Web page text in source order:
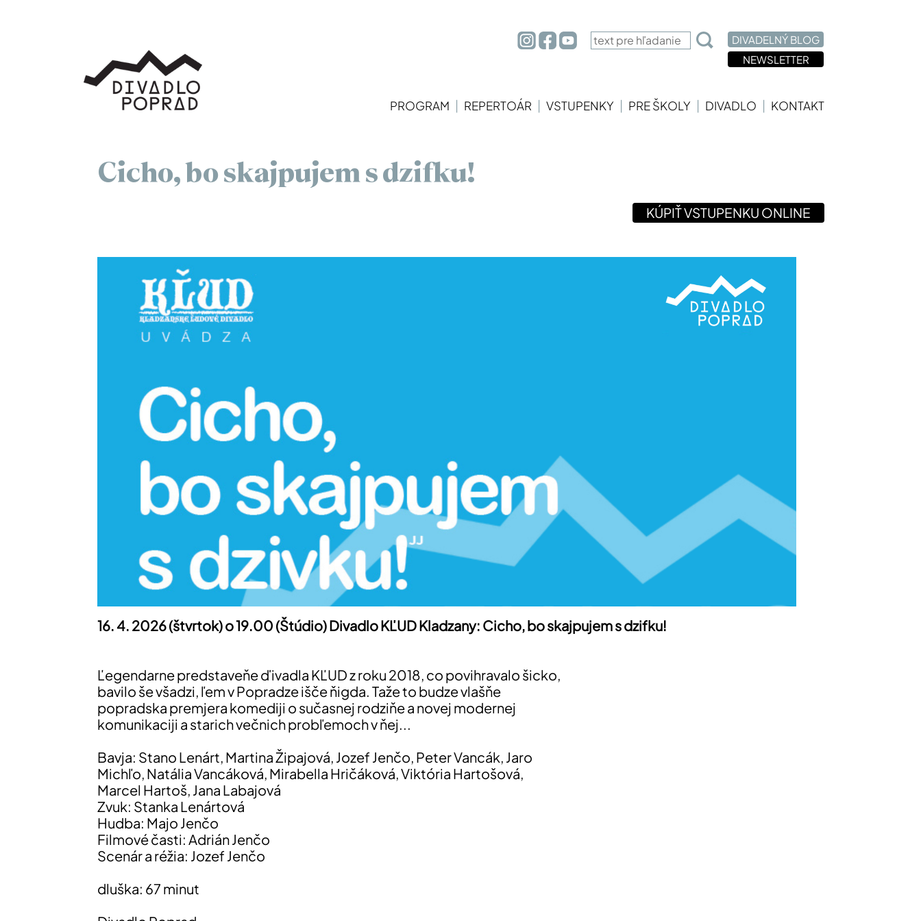
DIVADELNÝ BLOG
NEWSLETTER
PROGRAM | REPERTOÁR | VSTUPENKY | PRE ŠKOLY | DIVADLO | KONTAKT
Cicho, bo skajpujem s dzifku!
KÚPIŤ VSTUPENKU ONLINE
16. 4. 2026 (štvrtok) o 19.00 (Štúdio) Divadlo KĽUD Kladzany: Cicho, bo skajpujem s dzifku!
Ľegendarne predstaveňe ďivadla KĽUD z roku 2018, co povihravalo šicko,
bavilo še všadzi, ľem v Popradze išče ňigda. Taže to budze vlašňe
popradska premjera komediji o sučasnej rodziňe a novej modernej
komunikaciji a starich večnich probľemoch v ňej...
Bavja: Stano Lenárt, Martina Žipajová, Jozef Jenčo, Peter Vancák, Jaro
Michľo, Natália Vancáková, Mirabella Hričáková, Viktória Hartošová,
Marcel Hartoš, Jana Labajová
Zvuk: Stanka Lenártová
Hudba: Majo Jenčo
Filmové časti: Adrián Jenčo
Scenár a réžia: Jozef Jenčo
dluška: 67 minut